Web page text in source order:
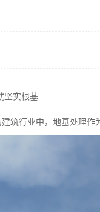
坚实根基
筑行业中，地基处理作